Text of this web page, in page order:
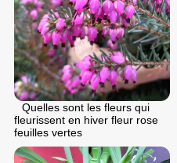
Quelles sont les fleurs qui
fleurissent en hiver fleur rose
feuilles vertes